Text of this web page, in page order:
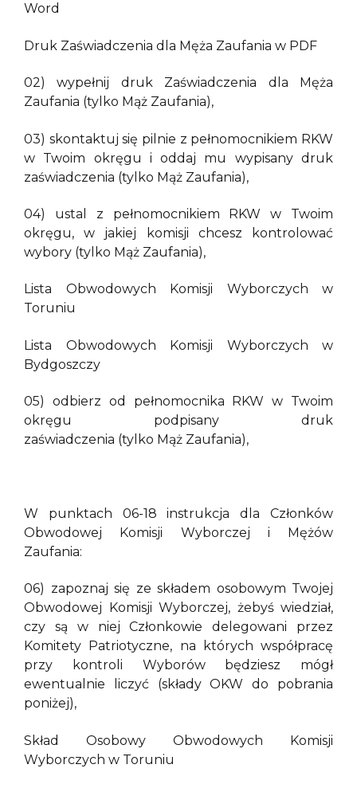
Word
Druk Zaświadczenia dla Męża Zaufania w PDF
02) wypełnij druk Zaświadczenia dla Męża
Zaufania (tylko Mąż Zaufania),
03) skontaktuj się pilnie z pełnomocnikiem RKW
w Twoim okręgu i oddaj mu wypisany druk
zaświadczenia (tylko Mąż Zaufania),
04) ustal z pełnomocnikiem RKW w Twoim
okręgu, w jakiej komisji chcesz kontrolować
wybory (tylko Mąż Zaufania),
Lista Obwodowych Komisji Wyborczych w
Toruniu
Lista Obwodowych Komisji Wyborczych w
Bydgoszczy
05) odbierz od pełnomocnika RKW w Twoim
okręgu podpisany druk
zaświadczenia (tylko Mąż Zaufania),
W punktach 06-18 instrukcja dla Członków
Obwodowej Komisji Wyborczej i Mężów
Zaufania:
06) zapoznaj się ze składem osobowym Twojej
Obwodowej Komisji Wyborczej, żebyś wiedział,
czy są w niej Członkowie delegowani przez
Komitety Patriotyczne, na których współpracę
przy kontroli Wyborów będziesz mógł
ewentualnie liczyć (składy OKW do pobrania
poniżej),
Skład Osobowy Obwodowych Komisji
Wyborczych w Toruniu